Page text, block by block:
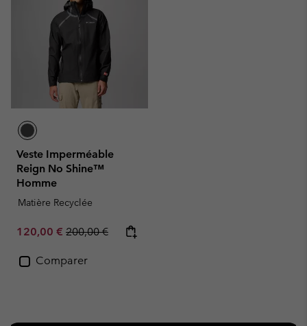
Veste Imperméable
Reign No Shine™
Homme
Matière Recyclée
Sale price:
120,00 € Regular price:
200,00 €
Comparer